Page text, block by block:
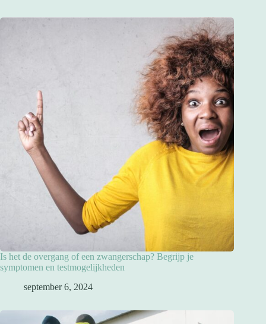
Is het de overgang of een zwangerschap? Begrijp je
symptomen en testmogelijkheden
september 6, 2024